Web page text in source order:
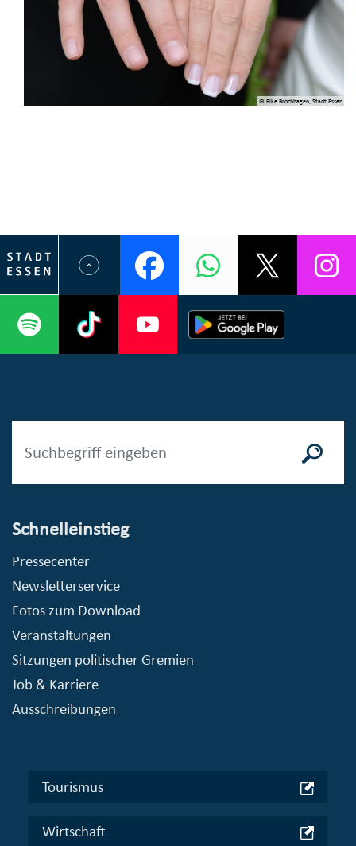
© Elke Brochhagen, Stadt Essen
Schnelleinstieg
Pressecenter
Newsletterservice
Fotos zum Download
Veranstaltungen
Sitzungen politischer Gremien
Job & Karriere
Ausschreibungen
Tourismus
Wirtschaft